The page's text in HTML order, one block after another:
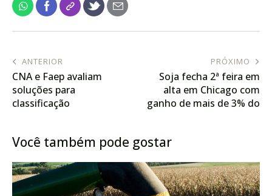
ANTERIOR
CNA e Faep avaliam
soluções para
classificação
PRÓXIMO
Soja fecha 2ª feira em
alta em Chicago com
ganho de mais de 3% do
Você também pode gostar